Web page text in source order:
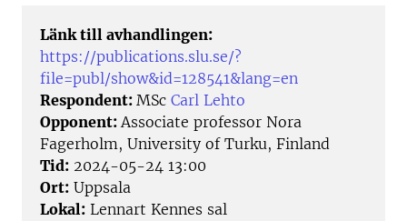
Länk till avhandlingen:
https://publications.slu.se/?
file=publ/show&id=128541&lang=en
Respondent: MSc Carl Lehto
Opponent:Associate professor Nora
Fagerholm, University of Turku, Finland
Tid: 2024-05-24 13:00
Ort: Uppsala
Lokal: Lennart Kennes sal